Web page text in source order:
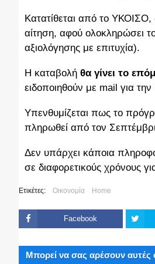
Κατατίθεται από το
αίτηση, αφού ολοκληρώσει
αξιολόγησης με επιτυχία).
Η καταβολή θα γίνει το
ειδοποιηθούν με mail για
Υπενθυμίζεται πως το
πληρωθεί από τον
Δεν υπάρχει κάποια
σε διαφορετικούς χρόνους
Ετικέτες: Οικονομία Home
Facebook
Μπορεί να σας αρέσουν αυτές